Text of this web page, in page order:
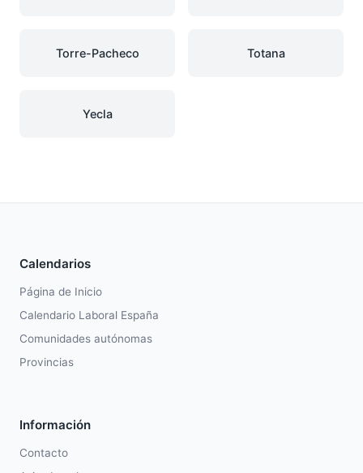
Torre-Pacheco Totana
Yecla
Calendarios
Página de Inicio
Calendario Laboral España
Comunidades autónomas
Provincias
Información
Contacto